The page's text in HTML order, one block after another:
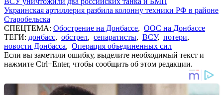
Украинская артиллерия разбила колонну техники РФ в районе
Старобельска
СПЕЦТЕМА: Обострение на Донбассе, ООС на Донбассе
ТЕГИ: донбасс, обстрел, сепаратисты, ВСУ, потери,
новости Донбасса, Операция объединенных сил
Если вы заметили ошибку, выделите необходимый текст и
нажмите Ctrl+Enter, чтобы сообщить об этом редакции.